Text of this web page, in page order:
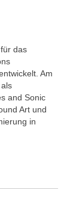
das
Am
and Sonic
Art und
in